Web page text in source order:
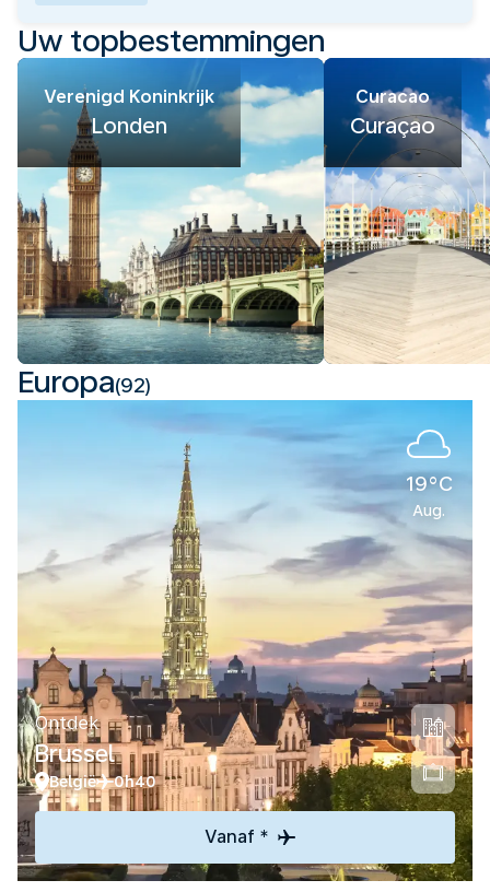
Uw topbestemmingen
Verenigd Koninkrijk
Londen
Curacao
Curaçao
Europa(92)
19°C
Aug.
Ontdek
Brussel
België 0h40
Vanaf *